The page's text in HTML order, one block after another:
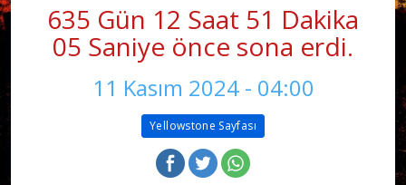
635 Gün 12 Saat 51 Dakika
05 Saniye önce sona erdi.
11 Kasım 2024 - 04:00
Yellowstone Sayfası